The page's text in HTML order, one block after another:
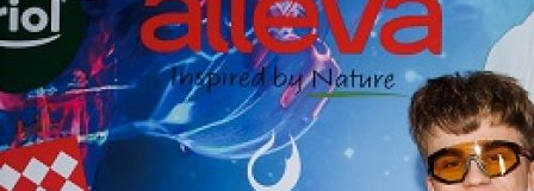
Певица White Queen
отметила день рождения в
стиле морского
приключения